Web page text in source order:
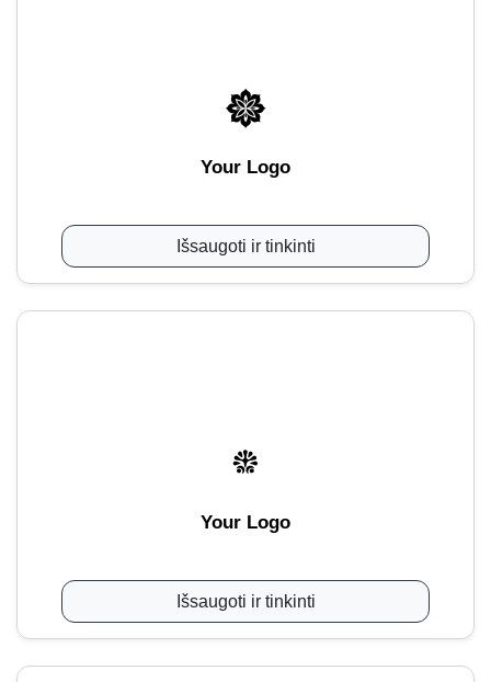
Your Logo
Išsaugoti ir tinkinti
Your Logo
Išsaugoti ir tinkinti